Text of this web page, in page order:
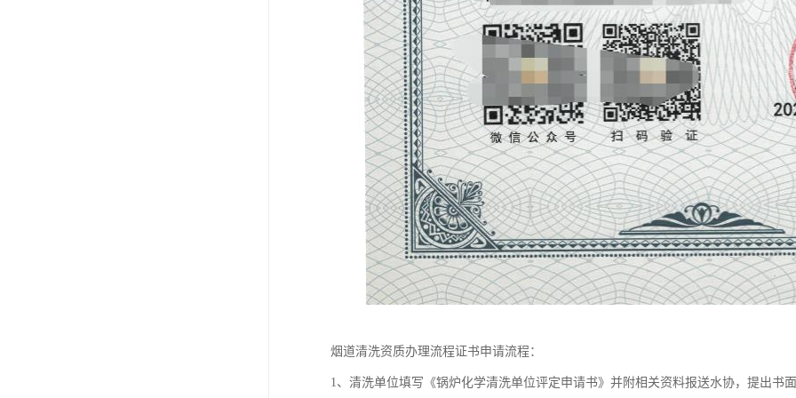
烟道清洗资质办理流程证书申请流程：
1、清洗单位填写《锅炉化学清洗单位评定申请书》并附相关资料报送水协，提出书